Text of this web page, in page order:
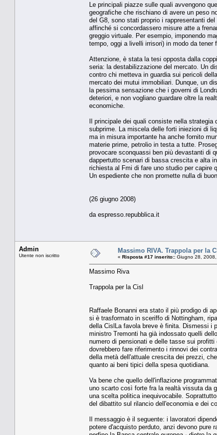
Le principali piazze sulle quali avvengono
geografiche che rischiano di avere un peso
del G8, sono stati proprio i rappresentanti
affinché si concordassero misure atte a
greggio virtuale. Per esempio, imponendo
tempo, oggi a livelli irrisori) in modo da
Attenzione, è stata la tesi opposta dalla
seria: la destabilizzazione del mercato. Un
contro chi metteva in guardia sui pericoli
mercato dei mutui immobiliari. Dunque, un
la pessima sensazione che i governi di
deteriori, e non vogliano guardare oltre la
economiche.
Il principale dei quali consiste nella strategia
subprime. La miscela delle forti iniezioni di
ma in misura importante ha anche fornito
materie prime, petrolio in testa a tutte.
provocare sconquassi ben più devastanti di
dappertutto scenari di bassa crescita e alta
richiesta al Fmi di fare uno studio per capire
Un espediente che non promette nulla di
(26 giugno 2008)
da espresso.repubblica.it
Admin
Utente non iscritto
Massimo RIVA. Trappola per la
« Risposta #17 inserito:: Giugno 28,
Massimo Riva
Trappola per la Cisl
Raffaele Bonanni era stato il più prodigo di
si è trasformato in sceriffo di Nottingham,
della CislLa favola breve è finita. Dismessi i
ministro Tremonti ha già indossato quelli
numero di pensionati e delle tasse sui
dovrebbero fare riferimento i rinnovi dei
della metà dell'attuale crescita dei prezzi,
quanto ai beni tipici della spesa quotidiana.
Va bene che quello dell'inflazione
uno scarto così forte fra la realtà vissuta da
una scelta politica inequivocabile.
del dibattito sul rilancio dell'economia e dei
Il messaggio è il seguente: i lavoratori
potere d'acquisto perduto, anzi devono pure